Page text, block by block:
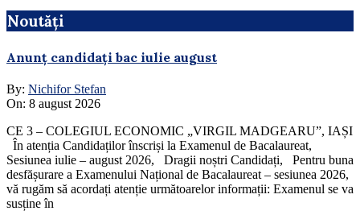
Noutăți
Anunț candidați bac iulie august
By: Nichifor Stefan
On: 8 august 2026
CE 3 – COLEGIUL ECONOMIC „VIRGIL MADGEARU”, IAȘI
În atenția Candidaților înscriși la Examenul de Bacalaureat,
Sesiunea iulie – august 2026, Dragii noștri Candidați, Pentru buna
desfășurare a Examenului Național de Bacalaureat – sesiunea 2026,
vă rugăm să acordați atenție următoarelor informații: Examenul se va
susține în